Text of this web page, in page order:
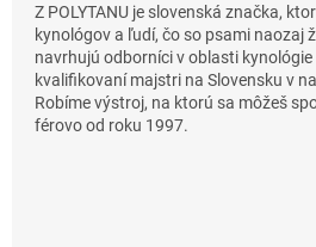
Z POLYTANU je slovenská značka,
kynológov a ľudí, čo so psami naozaj
navrhujú odborníci v oblasti
kvalifikovaní majstri na Slovensku v
Robíme výstroj, na ktorú sa môžeš
férovo od roku 1997.